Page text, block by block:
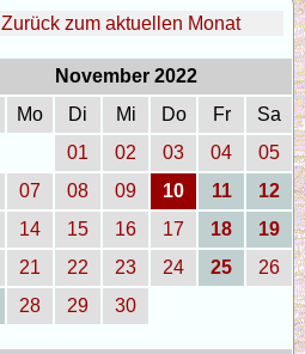
Zurück zum aktuellen Monat
November 2022
Mo Di Mi Do Fr
Sa
01
02 03 04
05
07 08 09 10 11
12
14 15 16 17 18
19
21 22 23 24 25
26
28 29 30